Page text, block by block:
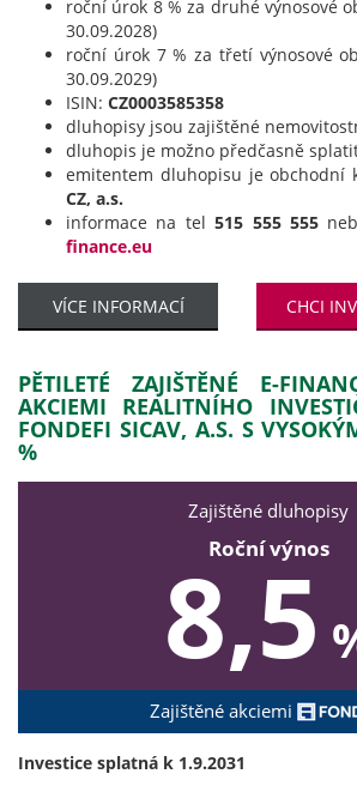
roční úrok 8 % za druhé výnosové
30.09.2028)
roční úrok 7 % za třetí výnosové
30.09.2029)
ISIN: CZ0003585358
dluhopisy jsou zajištěné
dluhopis je možno předčasně
emitentem dluhopisu je obchodní
CZ, a.s.
informace na tel515 555 555
finance.eu
VÍCE INFORMACÍ CHCI
PĚTILETÉ ZAJIŠTĚNÉ E-
AKCIEMI REALITNÍHO
FONDEFI SICAV, A.S. S
%
Zajištěné dluhopisy
Roční výnos
8,5
Zajištěné akciemi
Investice splatná k 1.9.2031